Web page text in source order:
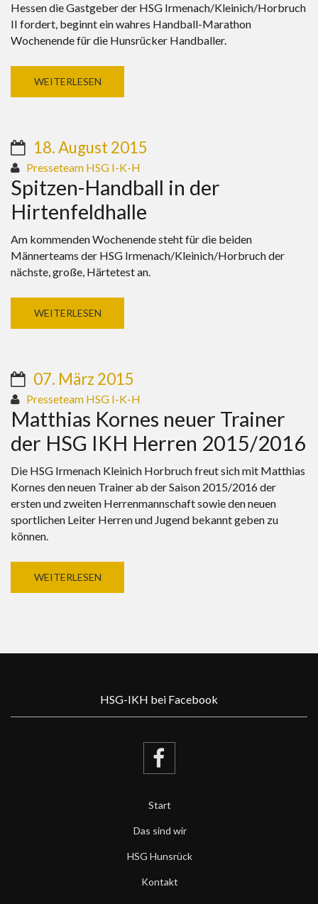
Hessen die Gastgeber der HSG Irmenach/Kleinich/Horbruch
II fordert, beginnt ein wahres Handball-Marathon
Wochenende für die Hunsrücker Handballer.
WEITERLESEN
18. August 2015
Presseteam HSG I-K-H
Spitzen-Handball in der
Hirtenfeldhalle
Am kommenden Wochenende steht für die beiden
Männerteams der HSG Irmenach/Kleinich/Horbruch der
nächste, große, Härtetest an.
WEITERLESEN
07. März 2015
Presseteam HSG I-K-H
Matthias Kornes neuer Trainer
der HSG IKH Herren 2015/2016
Die HSG Irmenach Kleinich Horbruch freut sich mit Matthias
Kornes den neuen Trainer ab der Saison 2015/2016 der
ersten und zweiten Herrenmannschaft sowie den neuen
sportlichen Leiter Herren und Jugend bekannt geben zu
können.
WEITERLESEN
HSG-IKH bei Facebook
Start
Das sind wir
HSG Hunsrück
Kontakt